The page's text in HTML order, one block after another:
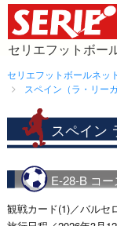
セリエフットボー
セリエフットボールネット
スペイン（ラ・リー
スペイン
E-28-B コー
観戦カード(1)／バルセ